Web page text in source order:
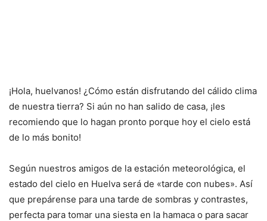
¡Hola, huelvanos! ¿Cómo están disfrutando del cálido clima
de nuestra tierra? Si aún no han salido de casa, ¡les
recomiendo que lo hagan pronto porque hoy el cielo está
de lo más bonito!
Según nuestros amigos de la estación meteorológica, el
estado del cielo en Huelva será de «tarde con nubes». Así
que prepárense para una tarde de sombras y contrastes,
perfecta para tomar una siesta en la hamaca o para sacar